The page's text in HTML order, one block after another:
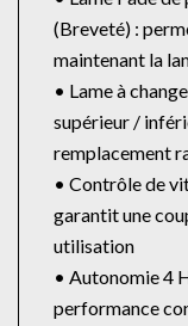
(Breveté) :
maintenant la
• Lame à
supérieur /
remplacement
• Contrôle de
garantit une
utilisation
• Autonomie 4
performance